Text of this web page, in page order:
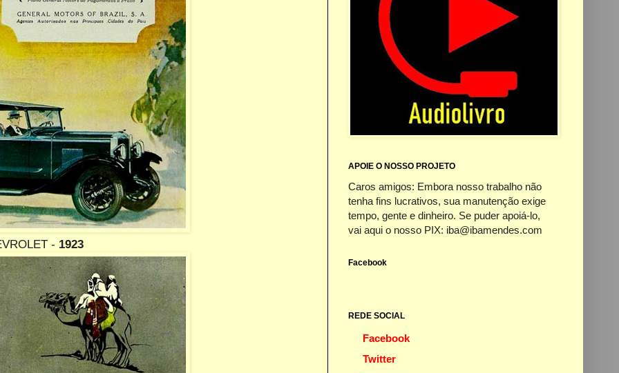
- 1923
APOIE O NOSSO PROJETO
Caros amigos: Embora nosso trabalho não
tenha fins lucrativos, sua manutenção exige
tempo, gente e dinheiro. Se puder apoiá-lo,
vai aqui o nosso PIX: iba@ibamendes.com
Facebook
REDE SOCIAL
Facebook
Twitter